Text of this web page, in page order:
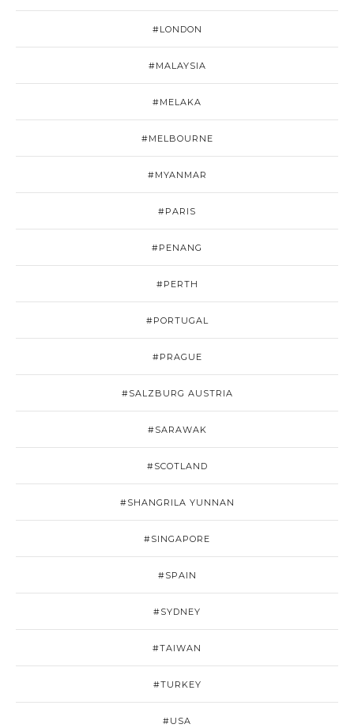
#LONDON
#MALAYSIA
#MELAKA
#MELBOURNE
#MYANMAR
#PARIS
#PENANG
#PERTH
#PORTUGAL
#PRAGUE
#SALZBURG AUSTRIA
#SARAWAK
#SCOTLAND
#SHANGRILA YUNNAN
#SINGAPORE
#SPAIN
#SYDNEY
#TAIWAN
#TURKEY
#USA